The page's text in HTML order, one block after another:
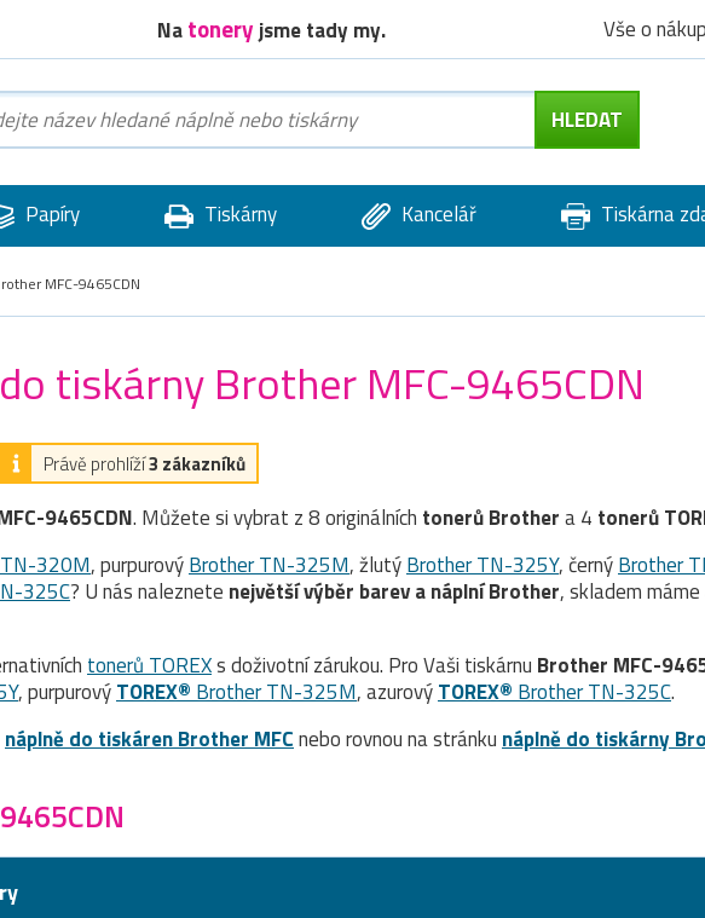
Natoneryjsme tady my. Vše o
Papíry Tiskárny Kancelář Tiskárna
MFC-9465CDN
tiskárny Brother MFC-9465CDN
Právě prohlíží3 zákazníků
9465CDN. Můžete si vybrat z 8 originálních tonerůBrothera 4 tonerů
320M, purpurovýBrother TN-325M, žlutýBrother TN-325Y, černýBrother
325C? U nás naleznete největší výběr barev a náplní Brother, skladem
tonerů TOREXs doživotní zárukou. Pro Vaši tiskárnu Brother MFC-
, purpurovýTOREX® Brother TN-325M, azurovýTOREX® Brother TN-325C.
náplně do tiskáren Brother MFCnebo rovnou na stránku náplně do tiskárny